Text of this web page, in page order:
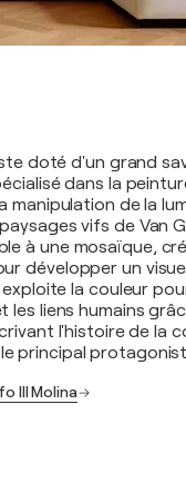
doté d'un grand
dans la
manipulation de la
vifs de Van
à une mosaïque,
développer un
la couleur
les liens humains
l'histoire de la
principal
III Molina